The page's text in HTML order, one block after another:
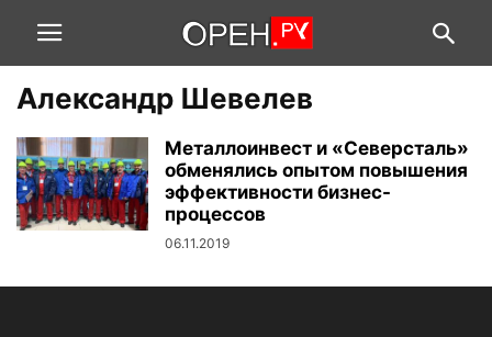
Александр Шевелев
Металлоинвест и «Северсталь»
обменялись опытом повышения
эффективности бизнес-
процессов
06.11.2019